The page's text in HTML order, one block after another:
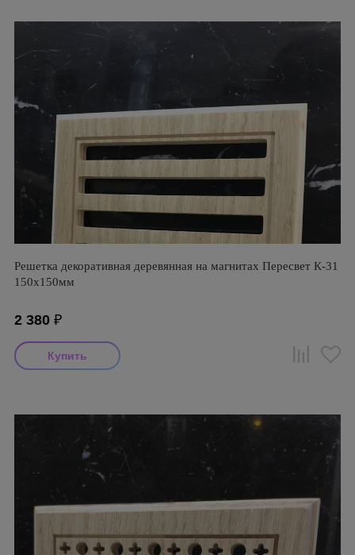
Решетка декоративная деревянная на магнитах Пересвет К-31
150х150мм
2 380 ₽